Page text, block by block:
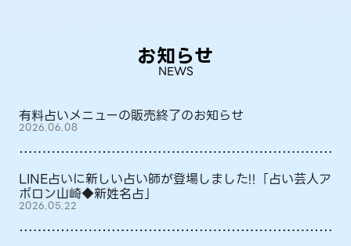
お知らせ
NEWS
有料占いメニューの販売終了のお知らせ
2026.06.08
LINE占いに新しい占い師が登場しました!!「占い芸人ア
ポロン山崎◆新姓名占」
2026.05.22